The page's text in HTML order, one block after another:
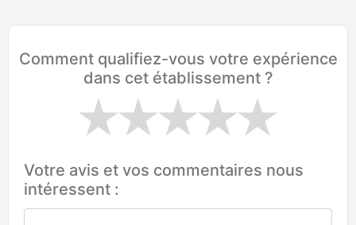
Comment qualifiez-vous votre expérience
dans cet établissement ?
Votre avis et vos commentaires nous
intéressent :